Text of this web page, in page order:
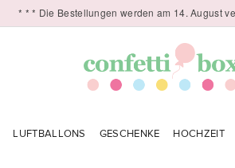
* * * Die Bestellungen werden am 14. August
LUFTBALLONS GESCHENKE HOCHZEIT